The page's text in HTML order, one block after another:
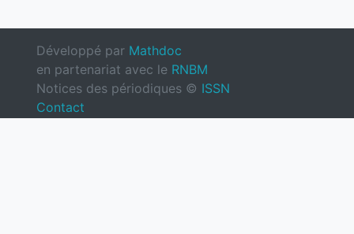
Développé par Mathdoc
en partenariat avec le RNBM
Notices des périodiques © ISSN
Contact